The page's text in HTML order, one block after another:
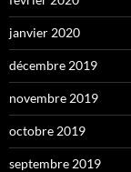
janvier 2020
décembre 2019
novembre 2019
octobre 2019
septembre 2019